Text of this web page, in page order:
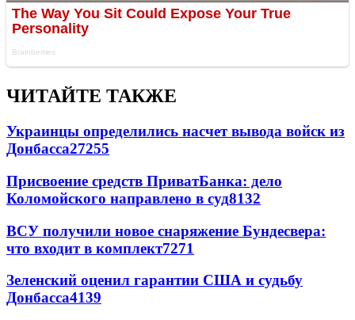
ЧИТАЙТЕ ТАКЖЕ
Украинцы определились насчет вывода войск из
Донбасса27255
Присвоение средств ПриватБанка: дело
Коломойского направлено в суд8132
ВСУ получили новое снаряжение Бундесвера:
что входит в комплект7271
Зеленский оценил гарантии США и судьбу
Донбасса4139